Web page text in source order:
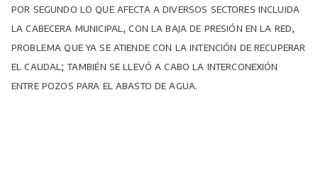
por segundo lo que afecta a diversos sectores incluida
la cabecera municipal, con la baja de presión en la red,
problema que ya se atiende con la intención de recuperar
el caudal; también se llevó a cabo la interconexión
entre pozos para el abasto de agua.